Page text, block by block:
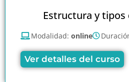
Estructura y tipos
Modalidad: online
Ver detalles del curso